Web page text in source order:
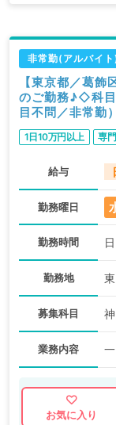
非常勤(アルバイ
【東京都／葛
のご勤務♪◇科
目不問／非常勤）
1日10万円以上 専
給与
勤務曜日
勤務時間
勤務地
募集科目
業務内容
お気に入り